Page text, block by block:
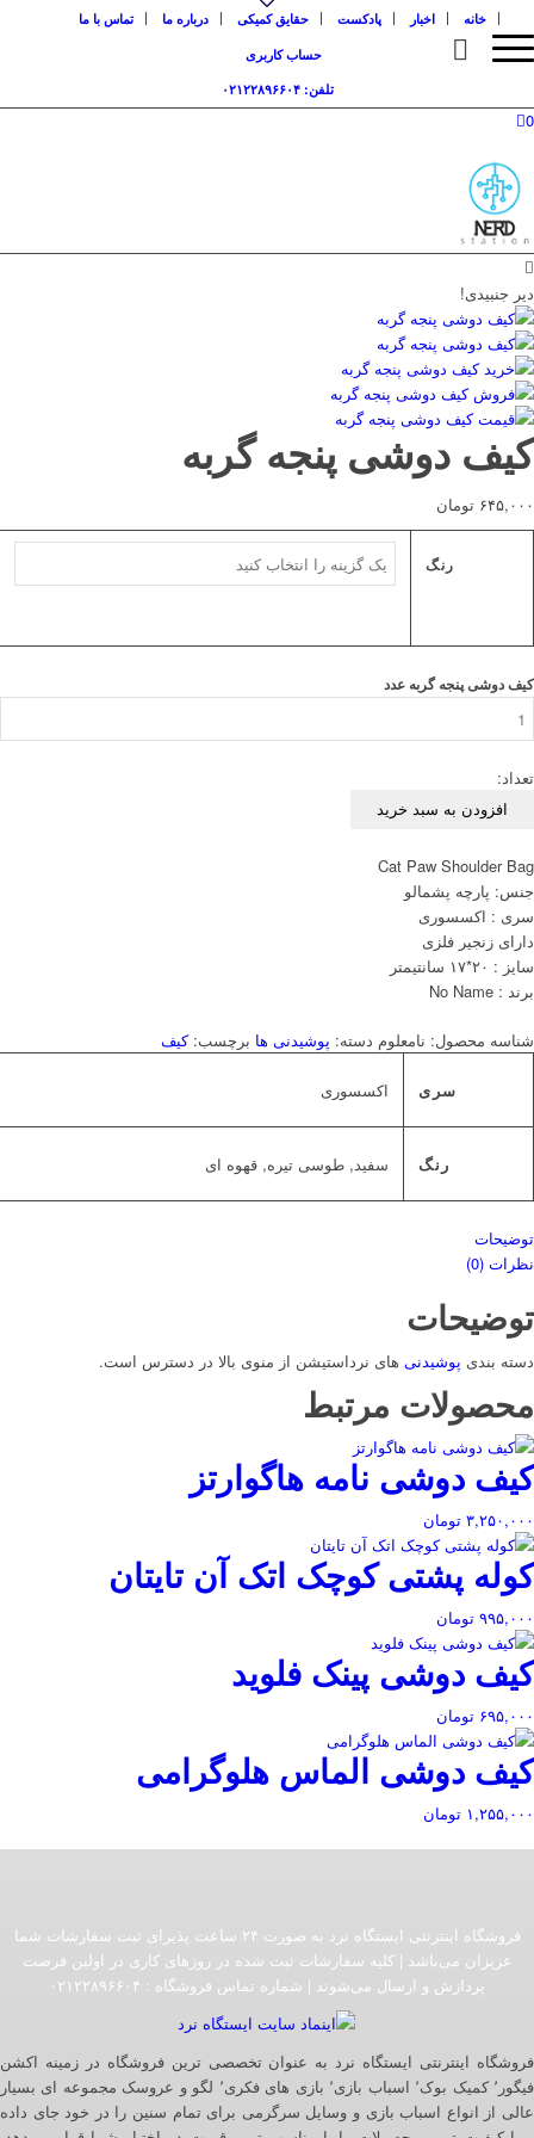
خانه اخبار پادکست حقایق کمیکی درباره ما
تماس با ما
حساب کاربری
تلفن: ۰۲۱۲۲۸۹۶۶۰۴
0
دیر جنبیدی!
کیف دوشی پنجه گربه
۶۴۵,۰۰۰ تومان
رنگ
کیف دوشی پنجه گربه عدد
تعداد:
افزودن به سبد خرید
Cat Paw Shoulder Bag
جنس: پارچه پشمالو
سری : اکسسوری
دارای زنجیر فلزی
سایز : ۲۰*۱۷ سانتیمتر
برند : No Name
شناسه محصول: نامعلوم دسته: پوشیدنی ها برچسب:کیف
سری اکسسوری
رنگ سفید, طوسی تیره, قهوه ای
توضیحات
نظرات (0)
توضیحات
دسته بندی پوشیدنی های نرداستیشن از منوی بالا در دسترس است.
محصولات مرتبط
کیف دوشی نامه هاگوارتز
۳,۲۵۰,۰۰۰ تومان
کوله پشتی کوچک اتک آن تایتان
۹۹۵,۰۰۰ تومان
کیف دوشی پینک فلوید
۶۹۵,۰۰۰ تومان
کیف دوشی الماس هلوگرامی
۱,۲۵۵,۰۰۰ تومان
فروشگاه اینترنتی ایستگاه نرد به صورت ۲۴ ساعت پذیرای ثبت سفارشات شما
عزیزان می‌باشد | کلیه سفارشات ثبت شده در روزهای کاری در اولین فرصت
پردازش و ارسال می‌شوند | شماره تماس فروشگاه :‌ ۰۲۱۲۲۸۹۶۶۰۴
فروشگاه اینترنتی ایستگاه نرد به عنوان تخصصی ترین فروشگاه در زمینه اکشن
فیگور٬ کمیک بوک٬ اسباب بازی٬ بازی های فکری٬ لگو و عروسک مجموعه ای بسیار
عالی از انواع اسباب بازی و وسایل سرگرمی برای تمام سنین را در خود جای داده